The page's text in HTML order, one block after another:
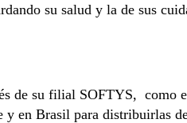
su salud y la de sus
de su filial SOFTYS, como
y en Brasil para distribuirlas